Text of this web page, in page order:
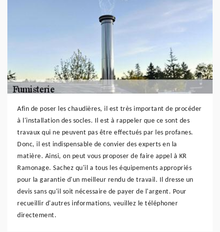
Afin de poser les chaudières, il est très important de procéder
à l'installation des socles. Il est à rappeler que ce sont des
travaux qui ne peuvent pas être effectués par les profanes.
Donc, il est indispensable de convier des experts en la
matière. Ainsi, on peut vous proposer de faire appel à KR
Ramonage. Sachez qu'il a tous les équipements appropriés
pour la garantie d'un meilleur rendu de travail. Il dresse un
devis sans qu'il soit nécessaire de payer de l'argent. Pour
recueillir d'autres informations, veuillez le téléphoner
directement.